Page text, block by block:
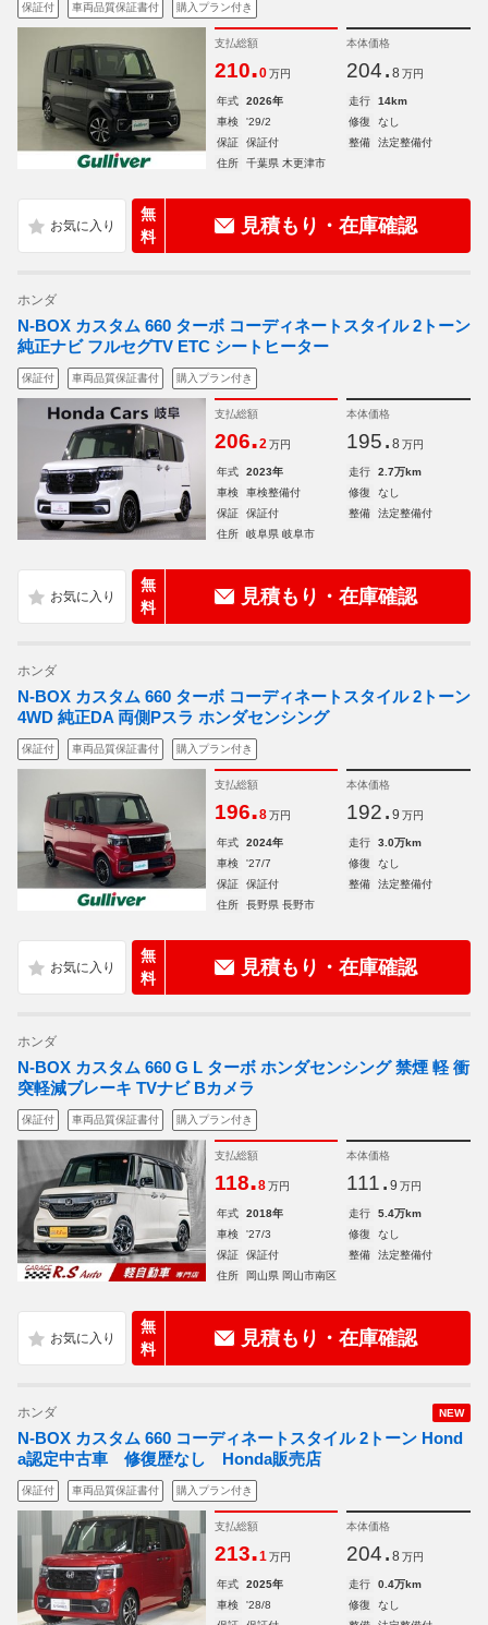
保証付 車両品質保証書付 購入プラン付き
支払総額
210.0 万円
本体価格
204. 8 万円
年式 2026年 走行
14km
車検
'29/2 修復
なし
保証
保証付 整備
法定整備付
住所
千葉県 木更津市
無
料
見積もり・在庫確認
ホンダ
N-BOX カスタム 660 ターボ コーディネートスタイル 2トーン
純正ナビ フルセグTV ETC シートヒーター
保証付 車両品質保証書付 購入プラン付き
支払総額
206.2 万円
本体価格
195. 8 万円
年式 2023年 走行
2.7万km
車検
車検整備付 修復
なし
保証
保証付 整備
法定整備付
住所
岐阜県 岐阜市
無
料
見積もり・在庫確認
ホンダ
N-BOX カスタム 660 ターボ コーディネートスタイル 2トーン
4WD 純正DA 両側Pスラ ホンダセンシング
保証付 車両品質保証書付 購入プラン付き
支払総額
196.8 万円
本体価格
192. 9 万円
年式 2024年 走行
3.0万km
車検
'27/7 修復
なし
保証
保証付 整備
法定整備付
住所
長野県 長野市
無
料
見積もり・在庫確認
ホンダ
N-BOX カスタム 660 G L ターボ ホンダセンシング 禁煙 軽 衝
突軽減ブレーキ TVナビ Bカメラ
保証付 車両品質保証書付 購入プラン付き
支払総額
118.8 万円
本体価格
111. 9 万円
年式 2018年 走行
5.4万km
車検
'27/3 修復
なし
保証
保証付 整備
法定整備付
住所
岡山県 岡山市南区
無
料
見積もり・在庫確認
NEW
ホンダ
N-BOX カスタム 660 コーディネートスタイル 2トーン Hond
a認定中古車 修復歴なし Honda販売店
保証付 車両品質保証書付 購入プラン付き
支払総額
213.1 万円
本体価格
204. 8 万円
年式 2025年 走行
0.4万km
車検
'28/8 修復
なし